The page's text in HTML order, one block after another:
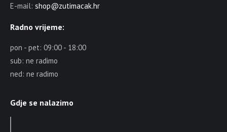
E-mail: shop@zutimacak.hr
Radno vrijeme:
pon - pet: 09:00 - 18:00
sub: ne radimo
ned: ne radimo
Gdje se nalazimo